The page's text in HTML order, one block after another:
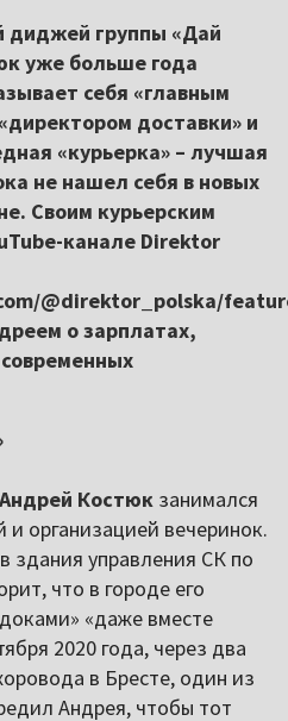
диджей группы «Дай
уже больше года
себя «главным
доставки» и
«курьерка» – лучшая
не нашел себя в новых
Своим курьерским
канале Direktor
@direktor_polska/
о зарплатах,
Андрей Костюк занимался
и организацией вечеринок.
здания управления СК по
что в городе его
«даже вместе
2020 года, через два
в Бресте, один из
Андрея, чтобы тот